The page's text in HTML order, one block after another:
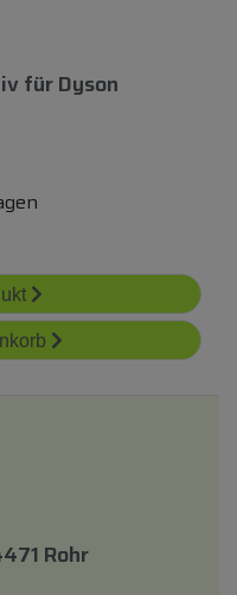
fürDyson
Rohr